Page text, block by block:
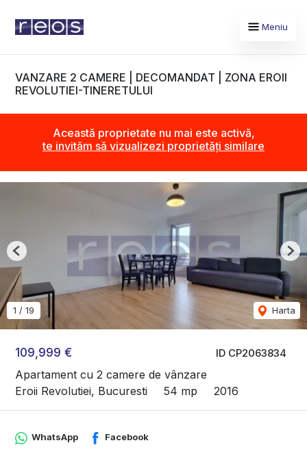
Meniu
VANZARE 2 CAMERE | DECOMANDAT | ZONA EROII
REVOLUTIEI-TINERETULUI
Această proprietate nu mai este activă,
te invităm să vizualizezi proprietăți similare
ID CP2063834
109,999 €
Apartament cu 2 camere de vânzare
Eroii Revolutiei, Bucuresti
54 mp 2016
1 / 19 Harta
Previous
WhatsApp Facebook